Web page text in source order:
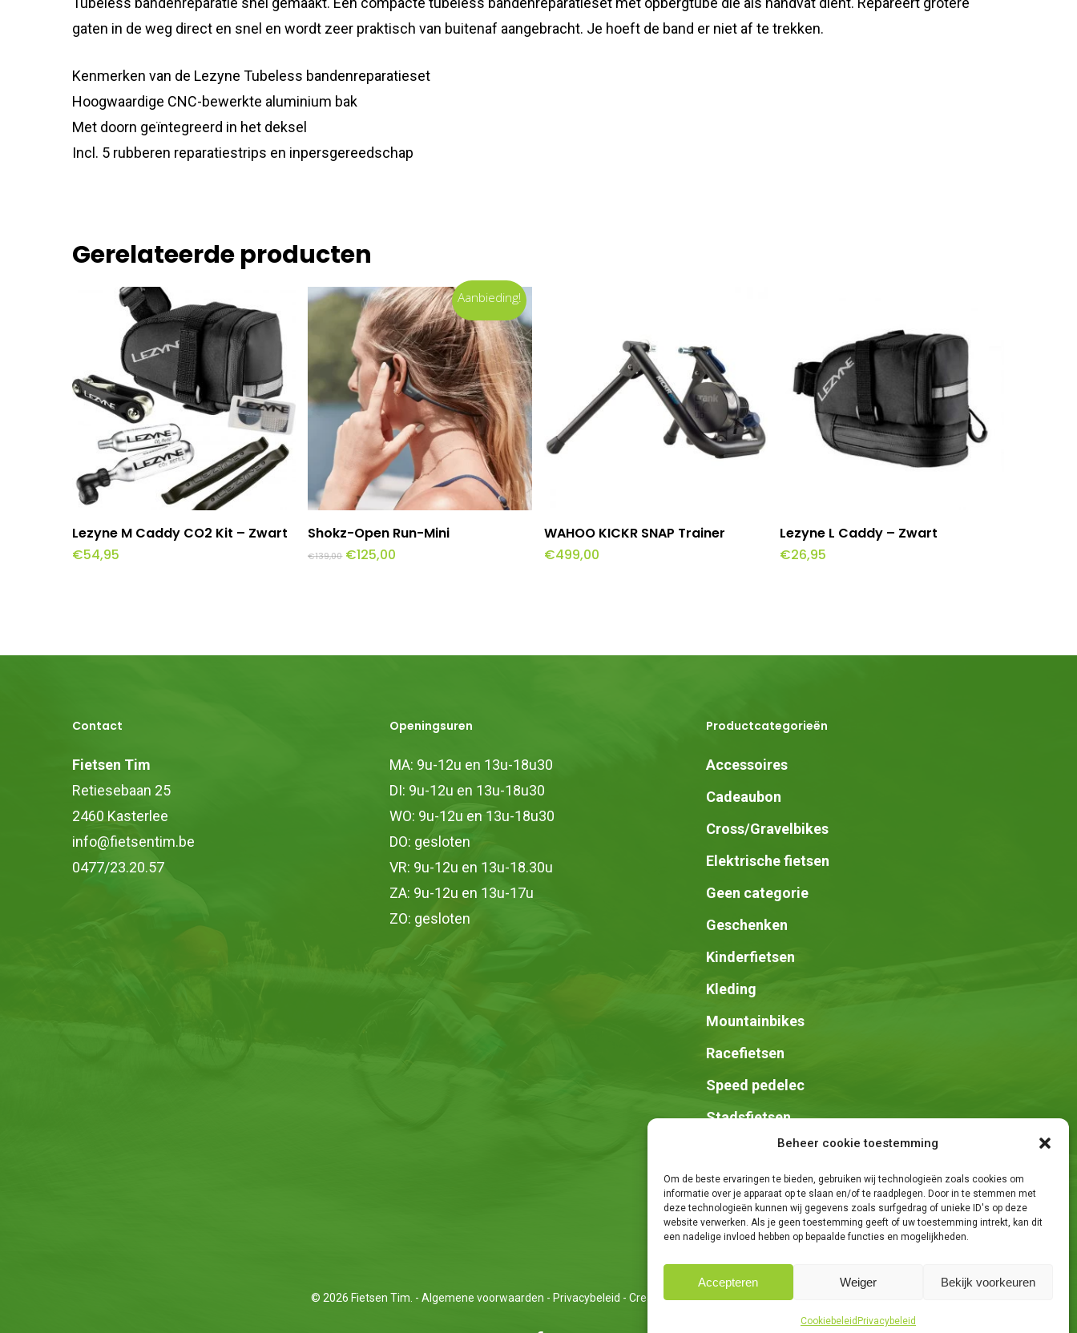
Beheer cookie toestemming
Om de beste ervaringen te bieden, gebruiken wij technologieën zoals cookies om
informatie over je apparaat op te slaan en/of te raadplegen. Door in te stemmen met
deze technologieën kunnen wij gegevens zoals surfgedrag of unieke ID's op deze
website verwerken. Als je geen toestemming geeft of uw toestemming intrekt, kan dit
een nadelige invloed hebben op bepaalde functies en mogelijkheden.
Accepteren Weiger Bekijk voorkeuren
Cookiebeleid Privacybeleid
gaten in de weg direct en snel en wordt zeer praktisch van buitenaf aangebracht. Je hoeft de band er niet af te trekken.
Kenmerken van de Lezyne Tubeless bandenreparatieset
Hoogwaardige CNC-bewerkte aluminium bak
Met doorn geïntegreerd in het deksel
Incl. 5 rubberen reparatiestrips en inpersgereedschap
Gerelateerde producten
Toevoegen Aan Winkelwagen
Lezyne M Caddy CO2 Kit – Zwart
€54,95
Aanbieding!
Toevoegen Aan Winkelwagen
Shokz-Open Run-Mini
€139,00 Oorspronkelijke
€125,00
Toevoegen Aan Winkelwagen
WAHOO KICKR SNAP Trainer
€499,00
Toevoegen Aan Winkelwagen
Lezyne L Caddy – Zwart
€26,95
Contact
Fietsen Tim
Retiesebaan 25
2460 Kasterlee
info@fietsentim.be
0477/23.20.57
Openingsuren
MA: 9u-12u en 13u-18u30
DI: 9u-12u en 13u-18u30
WO: 9u-12u en 13u-18u30
DO: gesloten
VR: 9u-12u en 13u-18.30u
ZA: 9u-12u en 13u-17u
ZO: gesloten
Productcategorieën
Accessoires
Cadeaubon
Cross/Gravelbikes
Elektrische fietsen
Geen categorie
Geschenken
Kinderfietsen
Kleding
Mountainbikes
Racefietsen
Speed pedelec
Stadsfietsen
© 2026 Fietsen Tim. - Algemene voorwaarden - Privacybeleid - Creatie vanWe Are Knights